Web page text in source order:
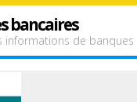
bancaires
informations de banques